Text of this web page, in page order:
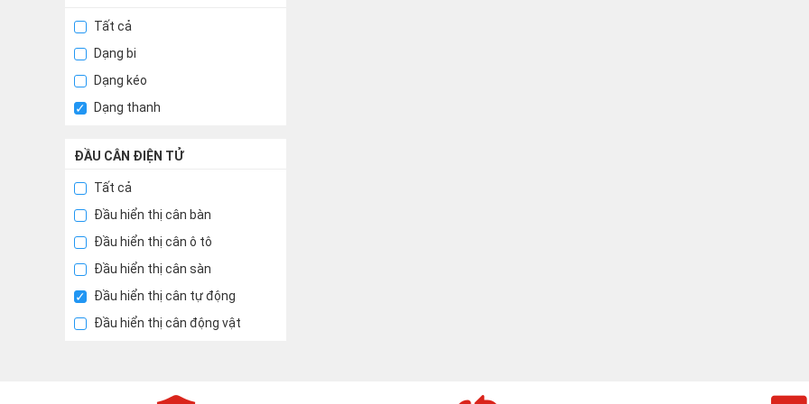
Tất cả
Dạng bi
Dạng kéo
Dạng thanh
ĐẦU CÂN ĐIỆN TỬ
Tất cả
Đầu hiển thị cân bàn
Đầu hiển thị cân ô tô
Đầu hiển thị cân sàn
Đầu hiển thị cân tự động
Đầu hiển thị cân động vật